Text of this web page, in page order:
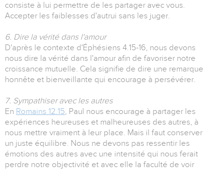
consiste à lui permettre de les partager avec vous.
Accepter les faiblesses d'autrui sans les juger.
6. Dire la vérité dans l'amour
D'après le contexte d'Éphésiens 4.15-16, nous devons
nous dire la vérité dans l'amour afin de favoriser notre
croissance mutuelle. Cela signifie de dire une remarque
honnête et bienveillante qui encourage à persévérer.
7. Sympathiser avec les autres
En Romains 12.15, Paul nous encourage à partager les
expériences heureuses et malheureuses des autres, à
nous mettre vraiment à leur place. Mais il faut conserver
un juste équilibre. Nous ne devons pas ressentir les
émotions des autres avec une intensité qui nous ferait
perdre notre objectivité et avec elle la faculté de voir